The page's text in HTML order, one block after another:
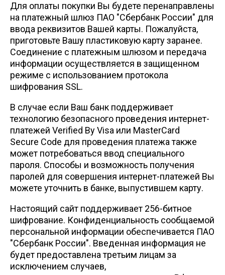
Для оплаты покупки Вы будете перенаправлены
на платежный шлюз ПАО "Сбербанк России" для
ввода реквизитов Вашей карты. Пожалуйста,
приготовьте Вашу пластиковую карту заранее.
Соединение с платежным шлюзом и передача
информации осуществляется в защищенном
режиме с использованием протокола
шифрования SSL.
В случае если Ваш банк поддерживает
технологию безопасного проведения интернет-
платежей Verified By Visa или MasterCard
Secure Code для проведения платежа также
может потребоваться ввод специального
пароля. Способы и возможность получения
паролей для совершения интернет-платежей Вы
можете уточнить в банке, выпустившем карту.
Настоящий сайт поддерживает 256-битное
шифрование. Конфиденциальность сообщаемой
персональной информации обеспечивается ПАО
"Сбербанк России". Введенная информация не
будет предоставлена третьим лицам за
исключением случаев,